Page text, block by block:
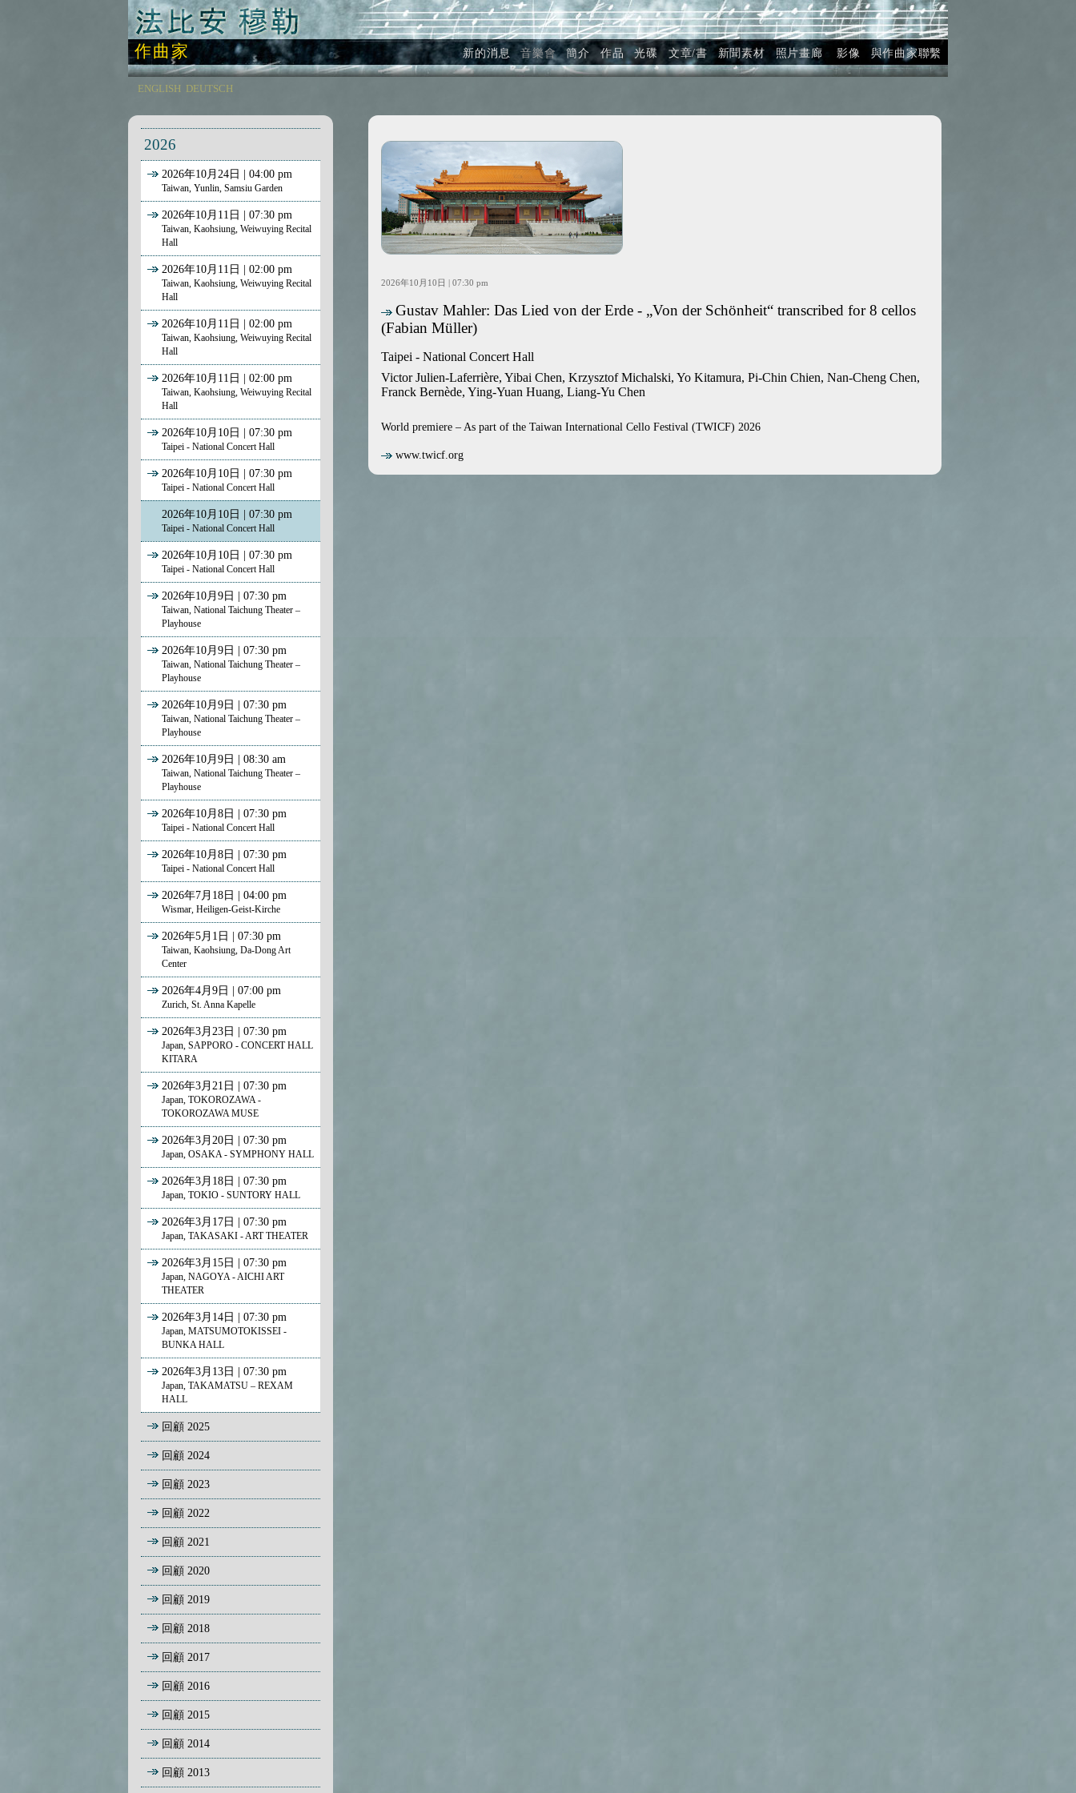
作曲家 新的消息 音樂會 簡介 作品 光碟 文章/書 新聞素材 照片畫廊 影像 與作曲家聯繫
2026
2026年10月24日 | 04:00 pm
Taiwan, Yunlin, Samsiu Garden
2026年10月11日 | 07:30 pm
Taiwan, Kaohsiung, Weiwuying Recital
Hall
2026年10月11日 | 02:00 pm
Taiwan, Kaohsiung, Weiwuying Recital
Hall
2026年10月11日 | 02:00 pm
Taiwan, Kaohsiung, Weiwuying Recital
Hall
2026年10月11日 | 02:00 pm
Taiwan, Kaohsiung, Weiwuying Recital
Hall
2026年10月10日 | 07:30 pm
Taipei - National Concert Hall
2026年10月10日 | 07:30 pm
Taipei - National Concert Hall
2026年10月10日 | 07:30 pm
Taipei - National Concert Hall
2026年10月10日 | 07:30 pm
Taipei - National Concert Hall
2026年10月9日 | 07:30 pm
Taiwan, National Taichung Theater –
Playhouse
2026年10月9日 | 07:30 pm
Taiwan, National Taichung Theater –
Playhouse
2026年10月9日 | 07:30 pm
Taiwan, National Taichung Theater –
Playhouse
2026年10月9日 | 08:30 am
Taiwan, National Taichung Theater –
Playhouse
2026年10月8日 | 07:30 pm
Taipei - National Concert Hall
2026年10月8日 | 07:30 pm
Taipei - National Concert Hall
2026年7月18日 | 04:00 pm
Wismar, Heiligen-Geist-Kirche
2026年5月1日 | 07:30 pm
Taiwan, Kaohsiung, Da-Dong Art
Center
2026年4月9日 | 07:00 pm
Zurich, St. Anna Kapelle
2026年3月23日 | 07:30 pm
Japan, SAPPORO - CONCERT HALL
KITARA
2026年3月21日 | 07:30 pm
Japan, TOKOROZAWA -
TOKOROZAWA MUSE
2026年3月20日 | 07:30 pm
Japan, OSAKA - SYMPHONY HALL
2026年3月18日 | 07:30 pm
Japan, TOKIO - SUNTORY HALL
2026年3月17日 | 07:30 pm
Japan, TAKASAKI - ART THEATER
2026年3月15日 | 07:30 pm
Japan, NAGOYA - AICHI ART
THEATER
2026年3月14日 | 07:30 pm
Japan, MATSUMOTOKISSEI -
BUNKA HALL
2026年3月13日 | 07:30 pm
Japan, TAKAMATSU – REXAM
HALL
回顧 2025
回顧 2024
回顧 2023
回顧 2022
回顧 2021
回顧 2020
回顧 2019
回顧 2018
回顧 2017
回顧 2016
回顧 2015
回顧 2014
回顧 2013
ENGLISH DEUTSCH
2026年10月10日 | 07:30 pm
Gustav Mahler: Das Lied von der Erde - „Von der Schönheit“ transcribed for 8 cellos
(Fabian Müller)
Taipei - National Concert Hall
Victor Julien-Laferrière, Yibai Chen, Krzysztof Michalski, Yo Kitamura, Pi-Chin Chien, Nan-Cheng Chen,
Franck Bernède, Ying-Yuan Huang, Liang-Yu Chen
World premiere – As part of the Taiwan International Cello Festival (TWICF) 2026
www.twicf.org